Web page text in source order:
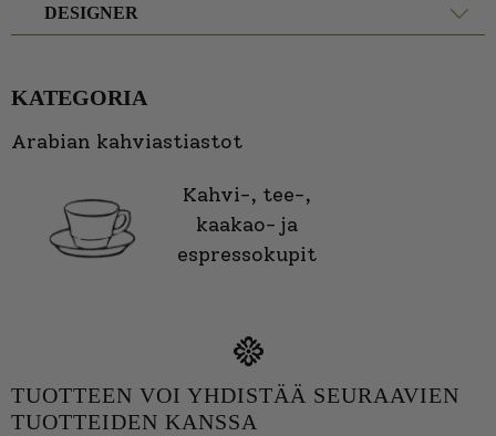
DESIGNER
KATEGORIA
Arabian kahviastiastot
Kahvi-, tee-,
kaakao- ja
espressokupit
TUOTTEEN VOI YHDISTÄÄ SEURAAVIEN
TUOTTEIDEN KANSSA